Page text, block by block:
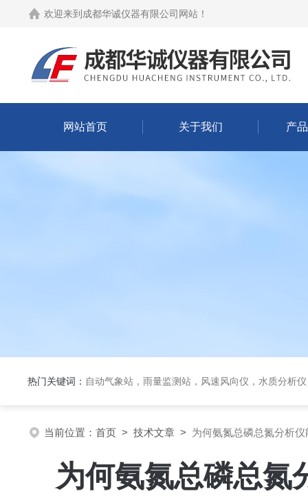
欢迎来到 成都华诚仪器有限公司网站 ！
网站首页 关于我们 产
热门关键词： 自动气象站，雨量监测站，风速风向仪，水质分析
当前位置： 首页 > 技术文章 > 为何氨氮总磷总氮分析
为何氨氮总磷总氮